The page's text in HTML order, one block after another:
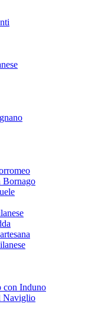
Bornago
con Induno
Naviglio